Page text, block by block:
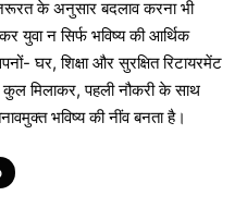
जरूरत के अनुसार बदलाव करना भी
न सिर्फ भविष्य की आर्थिक
घर, शिक्षा और सुरक्षित रिटायरमेंट
मिलाकर, पहली नौकरी के साथ
भविष्य की नींव बनता है।